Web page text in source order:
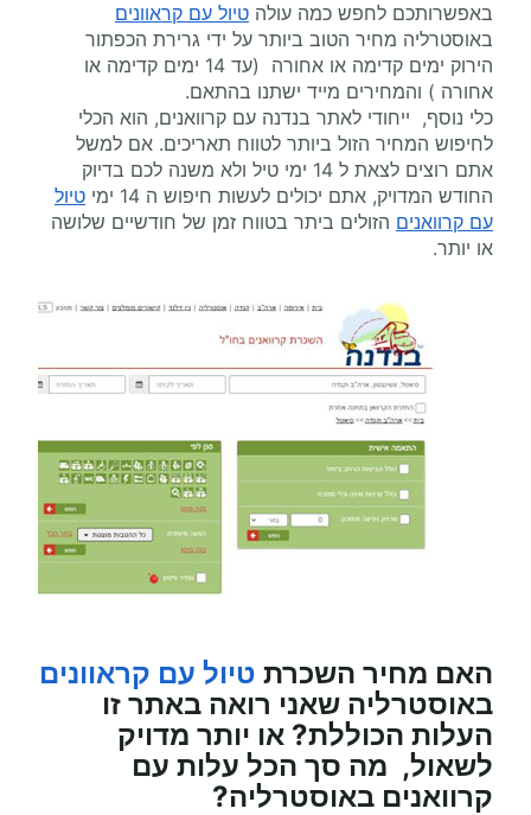
באפשרותכם לחפש כמה עולה טיול עם קראוונים
באוסטרליה מחיר הטוב ביותר על ידי גרירת הכפתור
הירוק ימים קדימה או אחורה (עד 14 ימים קדימה או
אחורה ) והמחירים מייד ישתנו בהתאם.
כלי נוסף, ייחודי לאתר בנדנה עם קרוואנים, הוא הכלי
לחיפוש המחיר הזול ביותר לטווח תאריכים. אם למשל
אתם רוצים לצאת ל 14 ימי טיל ולא משנה לכם בדיוק
החודש המדויק, אתם יכולים לעשות חיפוש ה 14 ימי
טיול
עם קרוואנים הזולים ביתר בטווח זמן של חודשיים שלושה
או יותר.
האם מחיר השכרת טיול עם קראוונים
באוסטרליה שאני רואה באתר זו
העלות הכוללת? או יותר מדויק
לשאול, מה סך הכל עלות עם
קרוואנים באוסטרליה?